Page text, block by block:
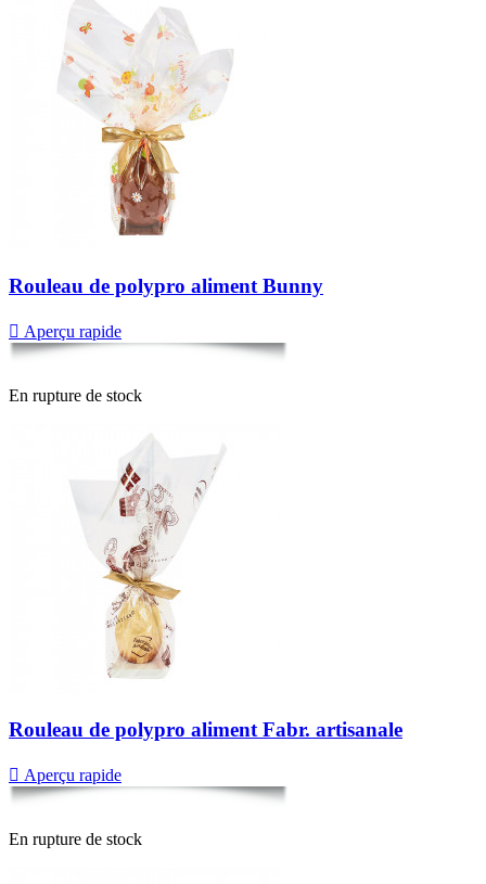
Rouleau de polypro aliment Bunny
 Aperçu rapide
En rupture de stock
Rouleau de polypro aliment Fabr. artisanale
 Aperçu rapide
En rupture de stock